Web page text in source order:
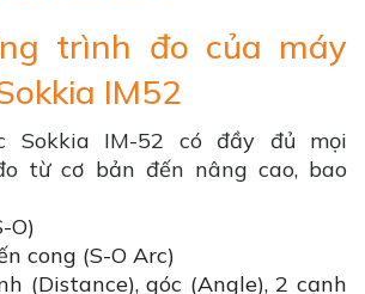
trình đo của máy
IM52
Sokkia IM-52 có đầy đủ mọi
từ cơ bản đến nâng cao, bao
O)
cong (S-O Arc)
(Distance), góc (Angle), 2 cạnh